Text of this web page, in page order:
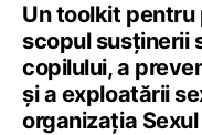
Un toolkit pentru
scopul susținerii
copilului, a
și a exploatării
organizația